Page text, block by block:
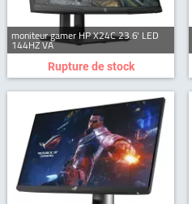
moniteur gamer HP X24C 23.6' LED
144HZ VA
Rupture de stock